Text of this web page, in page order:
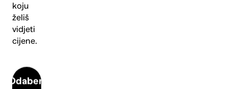
koju
želiš
vidjeti
cijene.
Odaberi